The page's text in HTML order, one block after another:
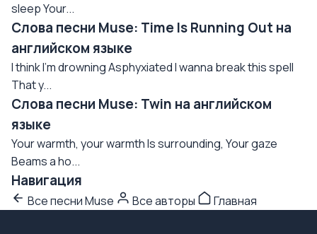
sleep Your...
Слова песни Muse: Time Is Running Out на
английском языке
I think I'm drowning Asphyxiated I wanna break this spell
That y...
Слова песни Muse: Twin на английском
языке
Your warmth, your warmth Is surrounding, Your gaze
Beams a ho...
Навигация
Все песни Muse Все авторы Главная